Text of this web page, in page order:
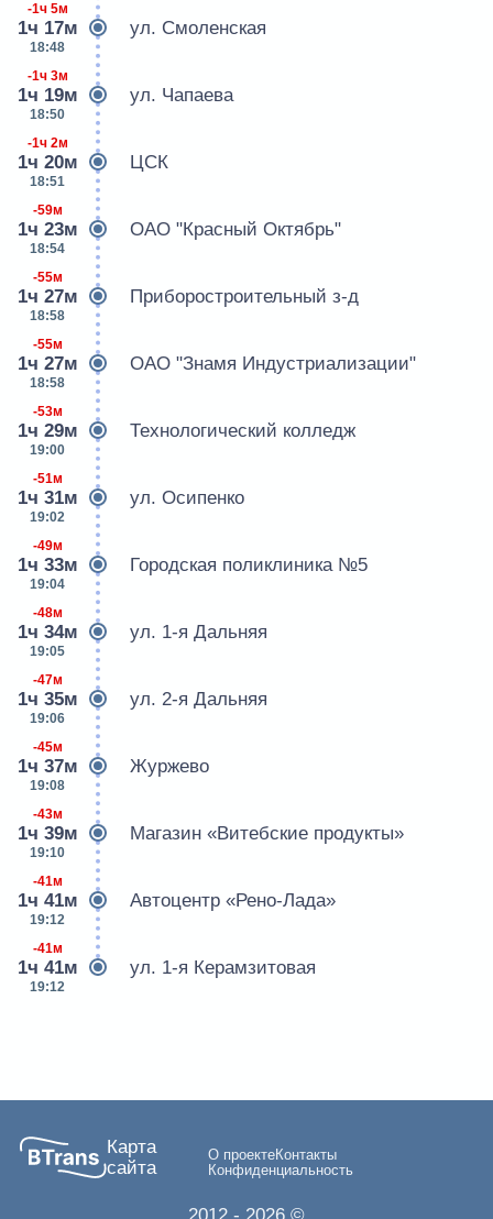
-1ч 5м
1ч 17м
18:48
ул. Смоленская
-1ч 3м
1ч 19м
18:50
ул. Чапаева
-1ч 2м
1ч 20м
18:51
ЦСК
-59м
1ч 23м
18:54
ОАО "Красный Октябрь"
-55м
1ч 27м
18:58
Приборостроительный з-д
-55м
1ч 27м
18:58
ОАО "Знамя Индустриализации"
-53м
1ч 29м
19:00
Технологический колледж
-51м
1ч 31м
19:02
ул. Осипенко
-49м
1ч 33м
19:04
Городская поликлиника №5
-48м
1ч 34м
19:05
ул. 1-я Дальняя
-47м
1ч 35м
19:06
ул. 2-я Дальняя
-45м
1ч 37м
19:08
Журжево
-43м
1ч 39м
19:10
Магазин «Витебские продукты»
-41м
1ч 41м
19:12
Автоцентр «Рено-Лада»
-41м
1ч 41м
19:12
ул. 1-я Керамзитовая
Карта
сайта
О проектеКонтакты
Конфиденциальность